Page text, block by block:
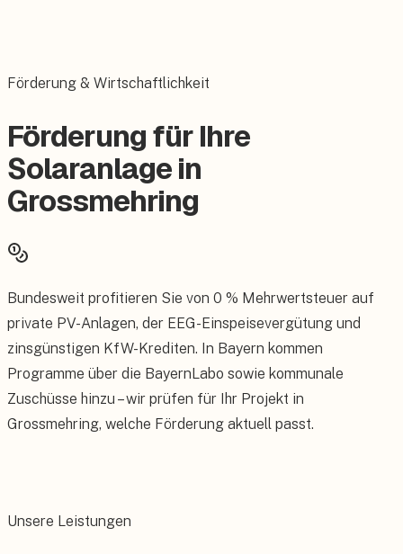
Förderung & Wirtschaftlichkeit
Förderung für Ihre
Solaranlage in
Grossmehring
Bundesweit profitieren Sie von 0 % Mehrwertsteuer auf
private PV-Anlagen, der EEG-Einspeisevergütung und
zinsgünstigen KfW-Krediten. In Bayern kommen
Programme über die BayernLabo sowie kommunale
Zuschüsse hinzu – wir prüfen für Ihr Projekt in
Grossmehring, welche Förderung aktuell passt.
Unsere Leistungen